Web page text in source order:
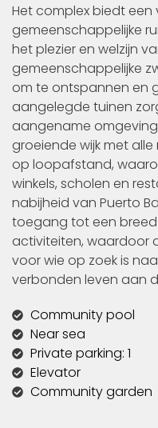
Het complex biedt
gemeenschappelijke
het plezier en welzijn
gemeenschappelijke
om te ontspannen en
aangelegde tuinen
aangename
groeiende wijk met
op loopafstand,
winkels, scholen en
nabijheid van Puerto
toegang tot een
activiteiten, waardoor
voor wie op zoek is
verbonden leven aan
Community pool
Near sea
Private parking: 1
Elevator
Community garden